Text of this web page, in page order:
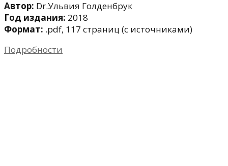
Автор: Dr.Ульвия Голденбрук
Год издания: 2018
Формат: .pdf, 117 страниц (с источниками)
Подробности